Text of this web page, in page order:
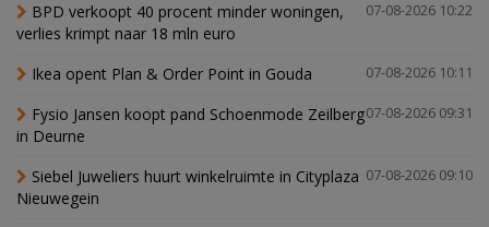
07-08-2026 10:22
BPD verkoopt 40 procent minder woningen,
verlies krimpt naar 18 mln euro
07-08-2026 10:11
Ikea opent Plan & Order Point in Gouda
07-08-2026 09:31
Fysio Jansen koopt pand Schoenmode Zeilberg
in Deurne
07-08-2026 09:10
Siebel Juweliers huurt winkelruimte in Cityplaza
Nieuwegein